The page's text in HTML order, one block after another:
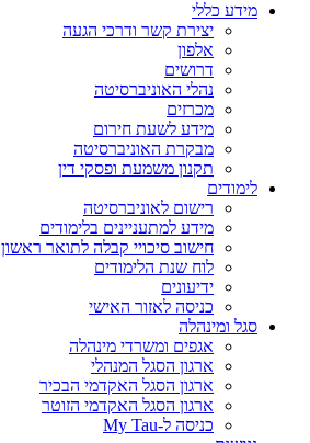
מידע כללי
יצירת קשר ודרכי הגעה
אלפון
דרושים
נהלי האוניברסיטה
מכרזים
מידע לשעת חירום
מבקרת האוניברסיטה
תקנון משמעת ופסקי דין
לימודים
רישום לאוניברסיטה
מידע למתעניינים בלימודים
חישוב סיכויי קבלה לתואר ראשון
לוח שנת הלימודים
ידיעונים
כניסה לאזור האישי
סגל ומינהלה
אגפים ומשרדי מינהלה
ארגון הסגל המנהלי
ארגון הסגל האקדמי הבכיר
ארגון הסגל האקדמי הזוטר
כניסה ל-My Tau